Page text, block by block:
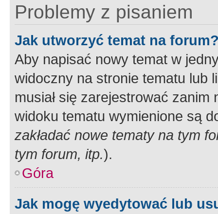
Problemy z pisaniem
Jak utworzyć temat na
Aby napisać nowy temat w
widoczny na stronie tematu lub
musiał się zarejestrować
widoku tematu wymienione są
zakładać nowe tematy na tym
tym forum, itp.).
Góra
Jak mogę wyedytować lub